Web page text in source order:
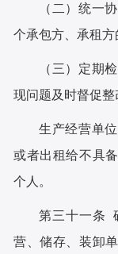
（二）统一
个承包方、承租方
（三）定期
现问题及时督促整
生产经营单
或者出租给不具
个人。
第三十一条
营、储存、装卸